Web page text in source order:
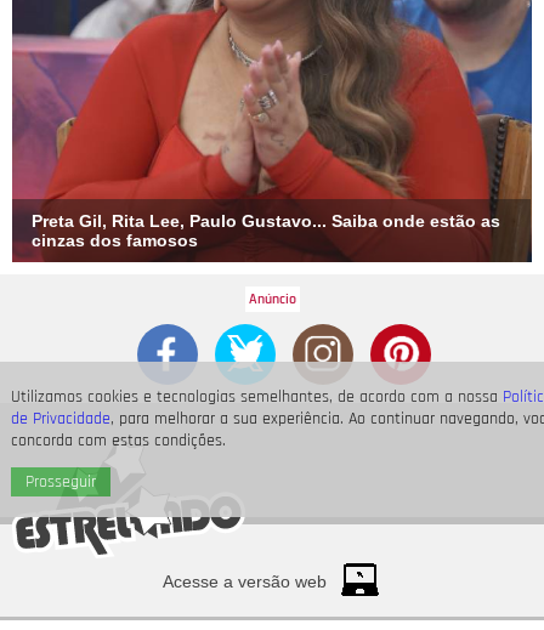
Utilizamos cookies e tecnologias semelhantes, de acordo com a nossa
de Privacidade, para melhorar a sua experiência. Ao continuar navegando,
concorda com estas condições.
Prosseguir
Preta Gil, Rita Lee, Paulo Gustavo... Saiba onde estão as
cinzas dos famosos
Acesse a versão web